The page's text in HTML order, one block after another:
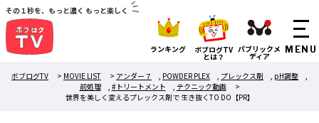
その１秒を、もっと濃く もっと楽しく
ランキング ボブログTV
とは？
パブリックメ
ディア
ボブログTV
> MOVIE LIST > アンダー７ , POWDER PLEX , プレックス剤 , pH調整
,
前処理
, #トリートメント , テクニック動画
>
世界を美しく変えるプレックス剤で 生き抜くTO DO【PR】